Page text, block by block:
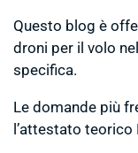
Questo blog è
droni per il volo
specifica.
Le domande più
l’attestato teorico